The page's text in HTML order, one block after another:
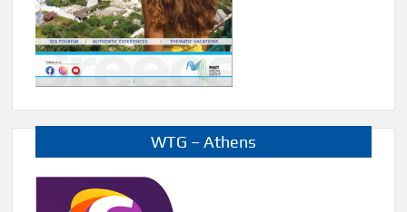
WTG – Athens